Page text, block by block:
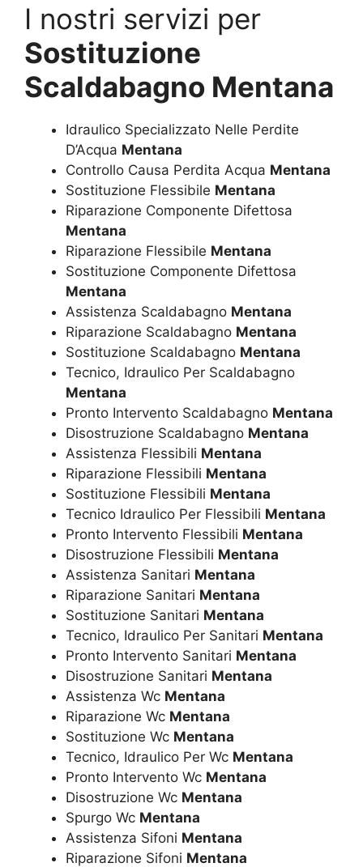
I nostri servizi per
Sostituzione
Scaldabagno Mentana
Idraulico Specializzato Nelle Perdite
D’Acqua Mentana
Controllo Causa Perdita Acqua Mentana
Sostituzione Flessibile Mentana
Riparazione Componente Difettosa
Mentana
Riparazione Flessibile Mentana
Sostituzione Componente Difettosa
Mentana
Assistenza Scaldabagno Mentana
Riparazione Scaldabagno Mentana
Sostituzione Scaldabagno Mentana
Tecnico, Idraulico Per Scaldabagno
Mentana
Pronto Intervento Scaldabagno Mentana
Disostruzione Scaldabagno Mentana
Assistenza Flessibili Mentana
Riparazione Flessibili Mentana
Sostituzione Flessibili Mentana
Tecnico Idraulico Per Flessibili Mentana
Pronto Intervento Flessibili Mentana
Disostruzione Flessibili Mentana
Assistenza Sanitari Mentana
Riparazione Sanitari Mentana
Sostituzione Sanitari Mentana
Tecnico, Idraulico Per Sanitari Mentana
Pronto Intervento Sanitari Mentana
Disostruzione Sanitari Mentana
Assistenza Wc Mentana
Riparazione Wc Mentana
Sostituzione Wc Mentana
Tecnico, Idraulico Per Wc Mentana
Pronto Intervento Wc Mentana
Disostruzione Wc Mentana
Spurgo Wc Mentana
Assistenza Sifoni Mentana
Riparazione Sifoni Mentana